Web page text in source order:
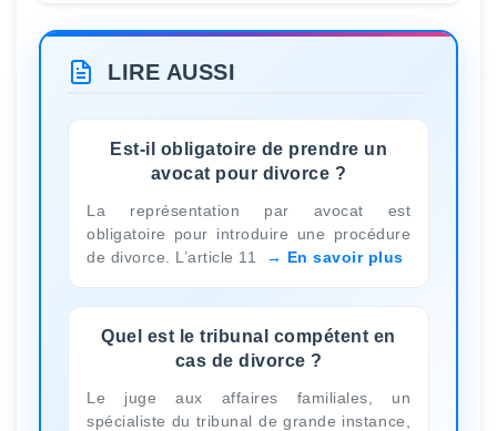
LIRE AUSSI
Est-il obligatoire de prendre un
avocat pour divorce ?
La représentation par avocat est
obligatoire pour introduire une procédure
de divorce. L’article 11
En savoir plus
Quel est le tribunal compétent en
cas de divorce ?
Le juge aux affaires familiales, un
spécialiste du tribunal de grande instance,